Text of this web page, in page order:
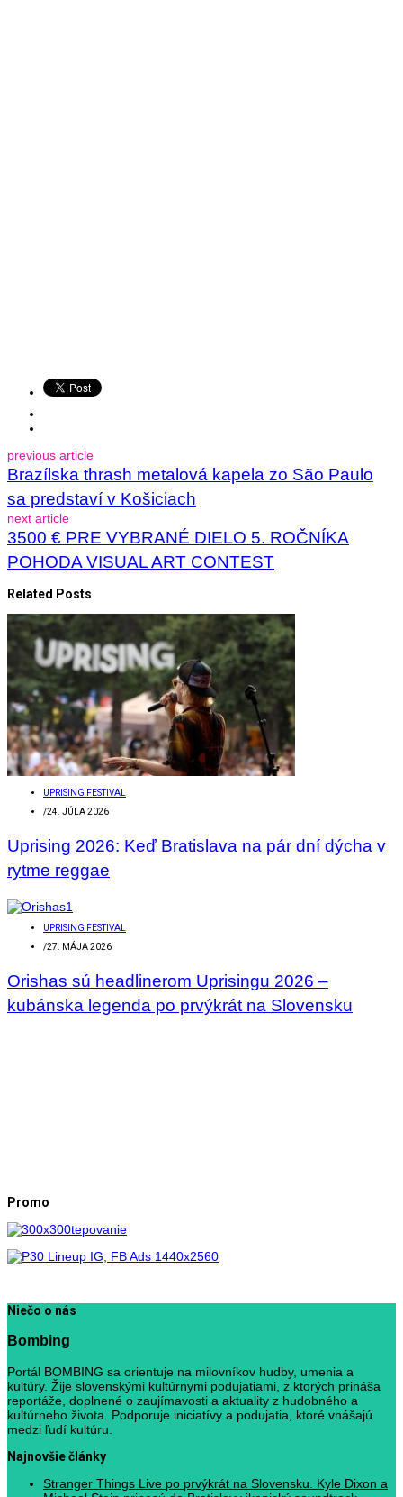
previous article
Brazílska thrash metalová kapela zo São Paulo
sa predstaví v Košiciach
next article
3500 € PRE VYBRANÉ DIELO 5. ROČNÍKA
POHODA VISUAL ART CONTEST
Related Posts
UPRISING FESTIVAL
/24. JÚLA 2026
Uprising 2026: Keď Bratislava na pár dní dýcha v
rytme reggae
UPRISING FESTIVAL
/27. MÁJA 2026
Orishas sú headlinerom Uprisingu 2026 –
kubánska legenda po prvýkrát na Slovensku
Promo
Niečo o nás
Bombing
Portál BOMBING sa orientuje na milovníkov hudby, umenia a
kultúry. Žije slovenskými kultúrnymi podujatiami, z ktorých prináša
reportáže, doplnené o zaujímavosti a aktuality z hudobného a
kultúrneho života. Podporuje iniciatívy a podujatia, ktoré vnášajú
medzi ľudí kultúru.
Najnovšie články
Stranger Things Live po prvýkrát na Slovensku. Kyle Dixon a